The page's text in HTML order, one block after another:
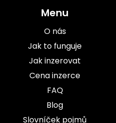
Menu
O nás
Jak to funguje
Jak inzerovat
Cena inzerce
FAQ
Blog
Slovníček pojmů